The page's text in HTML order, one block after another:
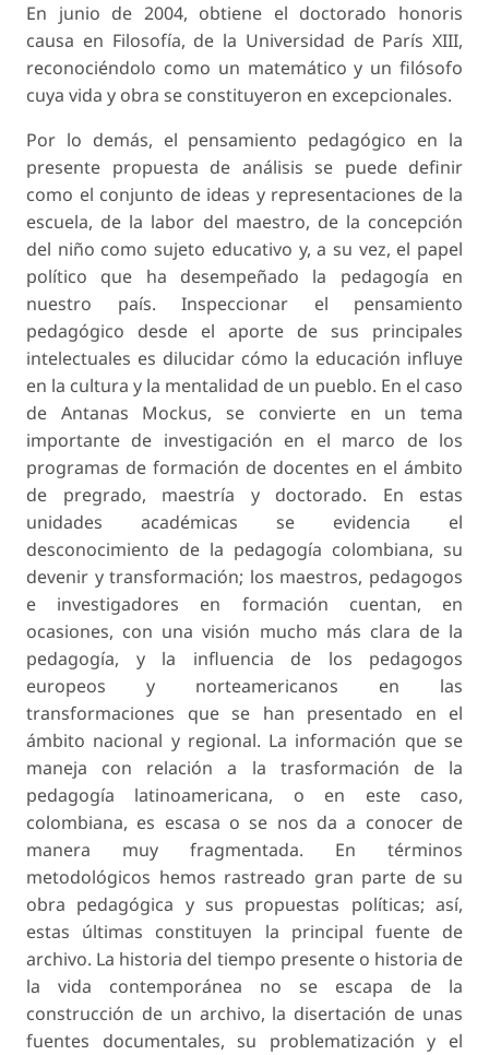
En junio de 2004, obtiene el doctorado honoris
causa en Filosofía, de la Universidad de París XIII,
reconociéndolo como un matemático y un filósofo
cuya vida y obra se constituyeron en excepcionales.
Por lo demás, el pensamiento pedagógico en la
presente propuesta de análisis se puede definir
como el conjunto de ideas y representaciones de la
escuela, de la labor del maestro, de la concepción
del niño como sujeto educativo y, a su vez, el papel
político que ha desempeñado la pedagogía en
nuestro país. Inspeccionar el pensamiento
pedagógico desde el aporte de sus principales
intelectuales es dilucidar cómo la educación influye
en la cultura y la mentalidad de un pueblo. En el caso
de Antanas Mockus, se convierte en un tema
importante de investigación en el marco de los
programas de formación de docentes en el ámbito
de pregrado, maestría y doctorado. En estas
unidades académicas se evidencia el
desconocimiento de la pedagogía colombiana, su
devenir y transformación; los maestros, pedagogos
e investigadores en formación cuentan, en
ocasiones, con una visión mucho más clara de la
pedagogía, y la influencia de los pedagogos
europeos y norteamericanos en las
transformaciones que se han presentado en el
ámbito nacional y regional. La información que se
maneja con relación a la trasformación de la
pedagogía latinoamericana, o en este caso,
colombiana, es escasa o se nos da a conocer de
manera muy fragmentada. En términos
metodológicos hemos rastreado gran parte de su
obra pedagógica y sus propuestas políticas; así,
estas últimas constituyen la principal fuente de
archivo. La historia del tiempo presente o historia de
la vida contemporánea no se escapa de la
construcción de un archivo, la disertación de unas
fuentes documentales, su problematización y el